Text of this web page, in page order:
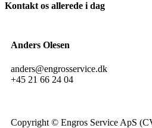
Kontakt os allerede i dag
Anders Olesen
anders@engrosservice.dk
+45 21 66 24 04
Copyright © Engros Service ApS